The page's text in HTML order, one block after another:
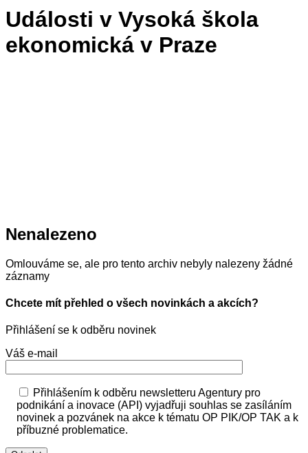
Události v Vysoká škola
ekonomická v Praze
Nenalezeno
Omlouváme se, ale pro tento archiv nebyly nalezeny žádné
záznamy
Chcete mít přehled o všech novinkách a akcích?
Přihlášení se k odběru novinek
Váš e-mail
Přihlášením k odběru newsletteru Agentury pro
podnikání a inovace (API) vyjadřuji souhlas se zasíláním
novinek a pozvánek na akce k tématu OP PIK/OP TAK a k
příbuzné problematice.